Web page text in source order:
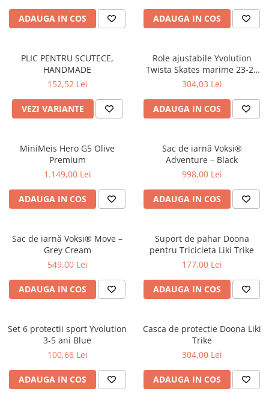
ADAUGA IN COS ADAUGA IN COS
PLIC PENTRU SCUTECE,
HANDMADE
152,52 Lei
VEZI VARIANTE
Role ajustabile Yvolution
Twista Skates marime 23-28
Blue
304,03 Lei
ADAUGA IN COS
MiniMeis Hero G5 Olive
Premium
1.149,00 Lei
ADAUGA IN COS
Sac de iarnă Voksi®
Adventure – Black
998,00 Lei
ADAUGA IN COS
Sac de iarnă Voksi® Move –
Grey Cream
549,00 Lei
ADAUGA IN COS
Suport de pahar Doona
pentru Tricicleta Liki Trike
177,00 Lei
ADAUGA IN COS
Set 6 protectii sport Yvolution
3-5 ani Blue
100,66 Lei
ADAUGA IN COS
Casca de protectie Doona Liki
Trike
304,00 Lei
ADAUGA IN COS